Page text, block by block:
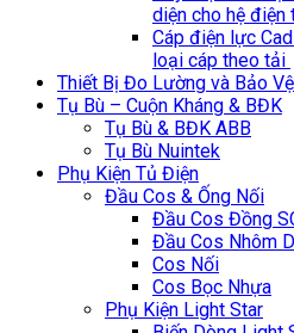
diện cho hệ điện
Cáp điện lực
loại cáp theo tải
Thiết Bị Đo Lường và Bảo Vệ
Tụ Bù – Cuộn Kháng & BĐK
Tụ Bù & BĐK ABB
Tụ Bù Nuintek
Phụ Kiện Tủ Điện
Đầu Cos & Ống Nối
Đầu Cos Đồng
Đầu Cos Nhôm
Cos Nối
Cos Bọc Nhựa
Phụ Kiện Light Star